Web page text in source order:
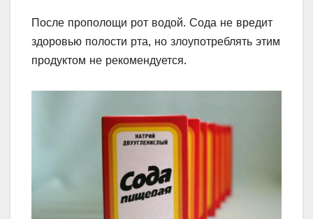
После прополощи рот водой. Сода не вредит
здоровью полости рта, но злоупотреблять этим
продуктом не рекомендуется.